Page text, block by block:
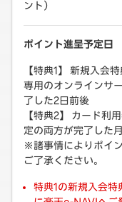
ント）
ポイント進呈予定日
【特典1】 新規入会
専用のオンラインサ
了した2日前後
【特典2】 カード利
定の両方が完了した
※諸事情によりポイ
ご了承ください。
特典1の新規入会特